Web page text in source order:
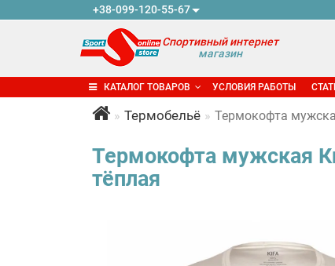
+38-099-120-55-67
Спортивный интернет
магазин
КАТАЛОГ ТОВАРОВ УСЛОВИЯ РАБОТЫ
Термобельё Термокофта
Термокофта мужская
тёплая